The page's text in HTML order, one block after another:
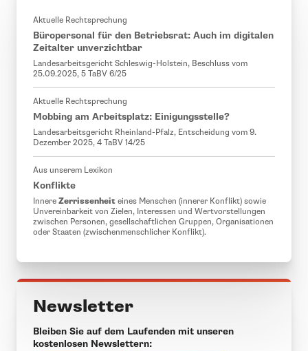
Aktuelle Rechtsprechung
Büropersonal für den Betriebsrat: Auch im digitalen
Zeitalter unverzichtbar
Landesarbeitsgericht Schleswig-Holstein, Beschluss vom
25.09.2025, 5 TaBV 6/25
Aktuelle Rechtsprechung
Mobbing am Arbeitsplatz: Einigungsstelle?
Landesarbeitsgericht Rheinland-Pfalz, Entscheidung vom 9.
Dezember 2025, 4 TaBV 14/25
Aus unserem Lexikon
Konflikte
Innere Zerrissenheit eines Menschen (innerer Konflikt) sowie
Unvereinbarkeit von Zielen, Interessen und Wertvorstellungen
zwischen Personen, gesellschaftlichen Gruppen, Organisationen
oder Staaten (zwischenmenschlicher Konflikt).
Newsletter
Bleiben Sie auf dem Laufenden mit unseren
kostenlosen Newslettern: